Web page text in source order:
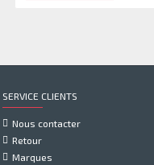
SERVICE CLIENTS
Nous contacter
Retour
Marques